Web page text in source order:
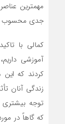
مهمترین
جدی محسوب
کمالی با
آموزشی
کردند که این
زندگی آنان
توجه بیشتری
که گاهاً در